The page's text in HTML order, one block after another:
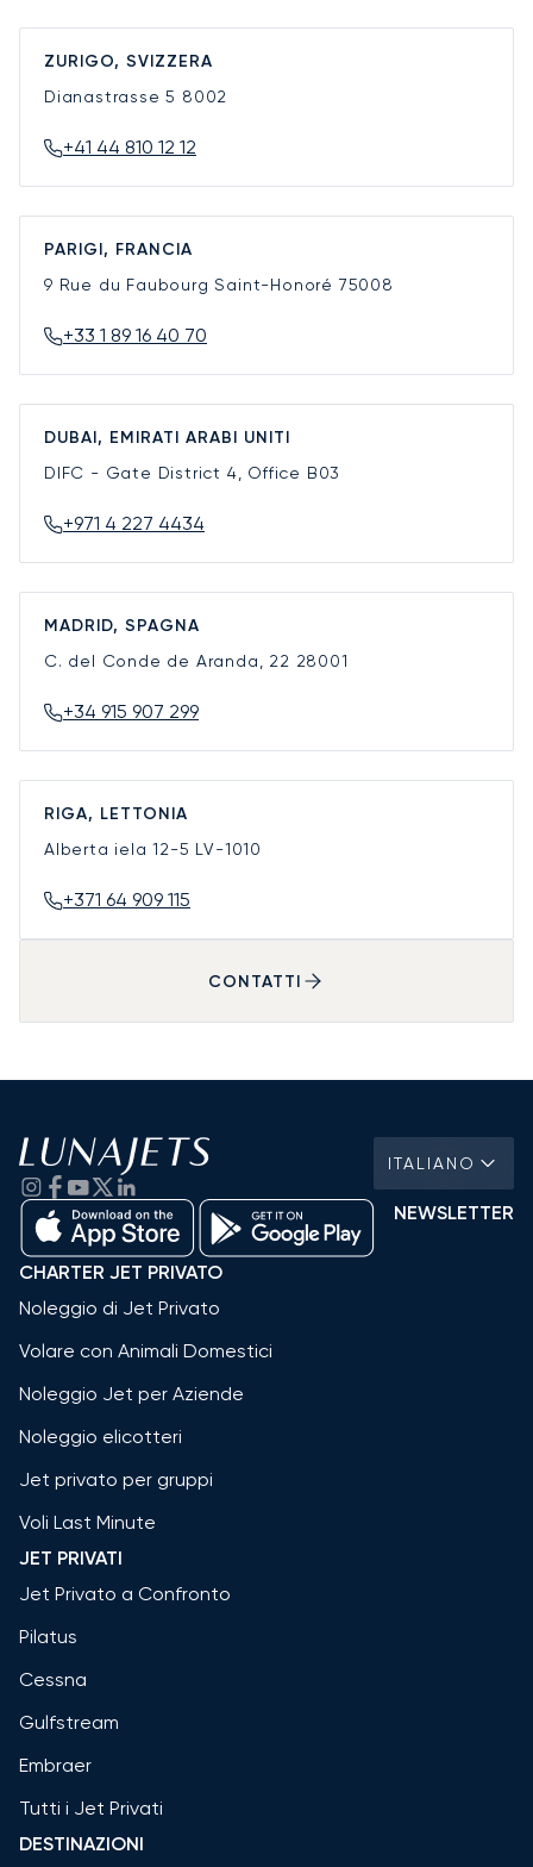
ZURIGO, SVIZZERA
Dianastrasse 5 8002
+41 44 810 12 12
PARIGI, FRANCIA
9 Rue du Faubourg Saint-Honoré 75008
+33 1 89 16 40 70
DUBAI, EMIRATI ARABI UNITI
DIFC - Gate District 4, Office B03
+971 4 227 4434
MADRID, SPAGNA
C. del Conde de Aranda, 22 28001
+34 915 907 299
RIGA, LETTONIA
Alberta iela 12-5 LV-1010
+371 64 909 115
CONTATTI
ITALIANO
NEWSLETTER
CHARTER JET PRIVATO
Noleggio di Jet Privato
Volare con Animali Domestici
Noleggio Jet per Aziende
Noleggio elicotteri
Jet privato per gruppi
Voli Last Minute
JET PRIVATI
Jet Privato a Confronto
Pilatus
Cessna
Gulfstream
Embraer
Tutti i Jet Privati
DESTINAZIONI